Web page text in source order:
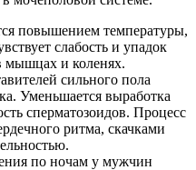
повышением температуры,
слабость и упадок
мышцах и коленях.
сильного пола
Уменьшается выработка
сперматозоидов. Процесс
ритма, скачками
по ночам у мужчин